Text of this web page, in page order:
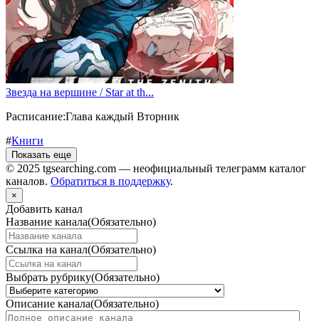
Звезда на вершине / Star at th...
Расписание:Глава каждый Вторник
#Книги
Показать еще
© 2025 tgsearching.com — неофициальный телеграмм каталог
каналов. Обратиться в поддержку.
×
Добавить канал
Название канала(Обязательно)
Ссылка на канал(Обязательно)
Выбрать рубрику(Обязательно)
Описание канала(Обязательно)